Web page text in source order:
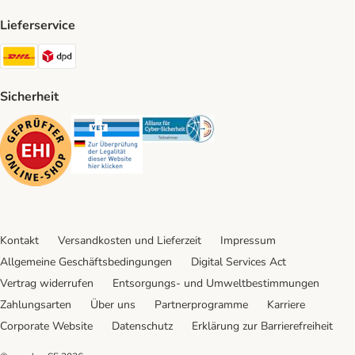
Lieferservice
DHL Shipping Method
Sicherheit
Security Security Security
Kontakt Versandkosten und Lieferzeit
Impressum
Allgemeine Geschäftsbedingungen
Digital Services Act
Vertrag widerrufen
Entsorgungs- und Umweltbestimmungen
Zahlungsarten
Über uns Partnerprogramme
Karriere
Corporate Website
Datenschutz Erklärung zur Barrierefreiheit